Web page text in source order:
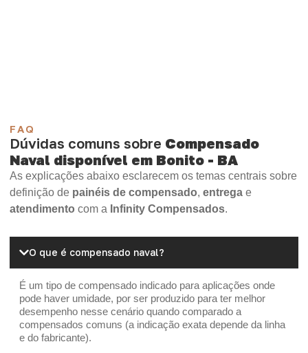
FAQ
Dúvidas comuns sobre Compensado
Naval disponível em Bonito - BA
As explicações abaixo esclarecem os temas centrais sobre
definição de painéis de compensado, entrega e
atendimento com a Infinity Compensados.
O que é compensado naval?
É um tipo de compensado indicado para aplicações onde
pode haver umidade, por ser produzido para ter melhor
desempenho nesse cenário quando comparado a
compensados comuns (a indicação exata depende da linha
e do fabricante).